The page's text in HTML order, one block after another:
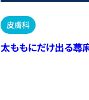
皮膚科
太ももにだけ出る蕁